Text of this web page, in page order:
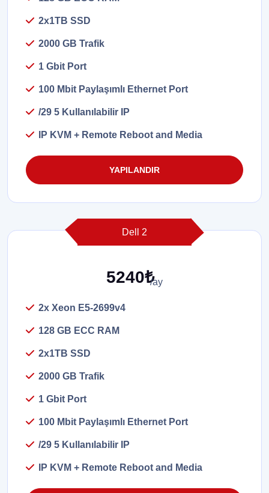
2x1TB SSD
2000 GB Trafik
1 Gbit Port
100 Mbit Paylaşımlı Ethernet Port
/29 5 Kullanılabilir IP
IP KVM + Remote Reboot and Media
YAPILANDIR
Dell 2
5240₺
/ay
2x Xeon E5-2699v4
128 GB ECC RAM
2x1TB SSD
2000 GB Trafik
1 Gbit Port
100 Mbit Paylaşımlı Ethernet Port
/29 5 Kullanılabilir IP
IP KVM + Remote Reboot and Media